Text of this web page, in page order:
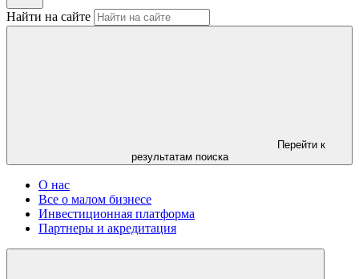
Найти на сайте
Перейти к
результатам поиска
О нас
Все о малом бизнесе
Инвестиционная платформа
Партнеры и акредитация